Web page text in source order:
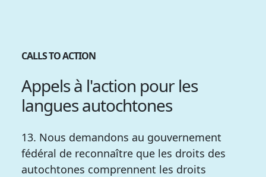
CALLS TO ACTION
Appels à l'action pour les
langues autochtones
13. Nous demandons au gouvernement
fédéral de reconnaître que les droits des
autochtones comprennent les droits